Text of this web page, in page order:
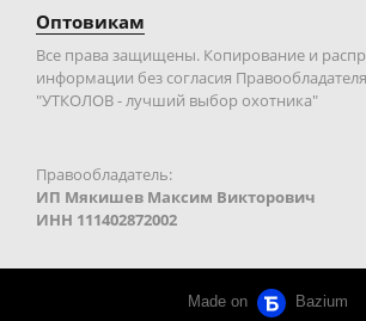
Оптовикам
Все права защищены. Копирование и
информации без согласия
"УТКОЛОВ - лучший выбор охотника"
Правообладатель:
ИП Мякишев Максим Викторович
ИНН 111402872002
Made on Bazium